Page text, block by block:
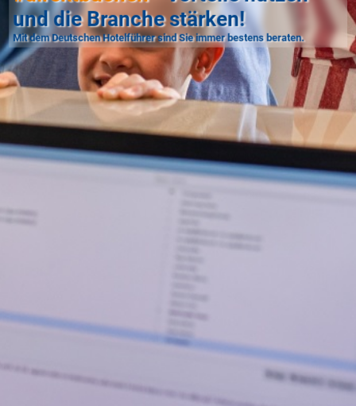
und die Branche stärken!
Mit dem Deutschen Hotelführer sind Sie immer bestens beraten.